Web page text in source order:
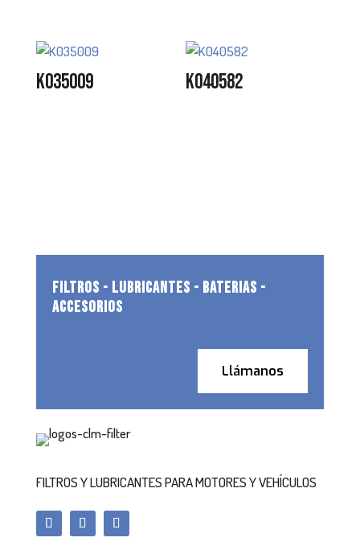
K035009 K040582
FILTROS - LUBRICANTES - BATERIAS -
ACCESORIOS
Llámanos
FILTROS Y LUBRICANTES PARA MOTORES Y VEHÍCULOS